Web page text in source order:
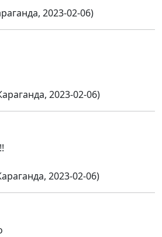
2023-02-06)
2023-02-06)
2023-02-06)